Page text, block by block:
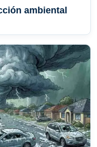
ambiental